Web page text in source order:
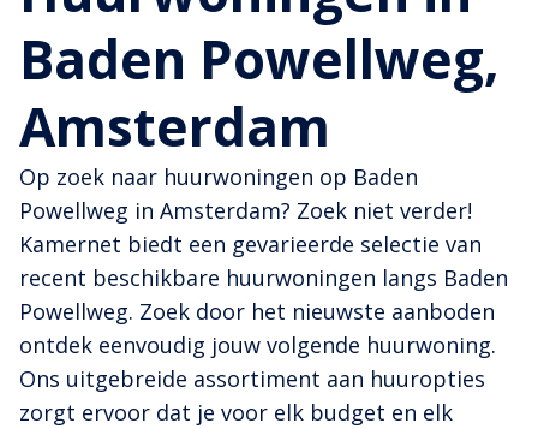
Baden Powellweg,
Amsterdam
Op zoek naar huurwoningen op Baden
Powellweg in Amsterdam? Zoek niet verder!
Kamernet biedt een gevarieerde selectie van
recent beschikbare huurwoningen langs Baden
Powellweg. Zoek door het nieuwste aanboden
ontdek eenvoudig jouw volgende huurwoning.
Ons uitgebreide assortiment aan huuropties
zorgt ervoor dat je voor elk budget en elk